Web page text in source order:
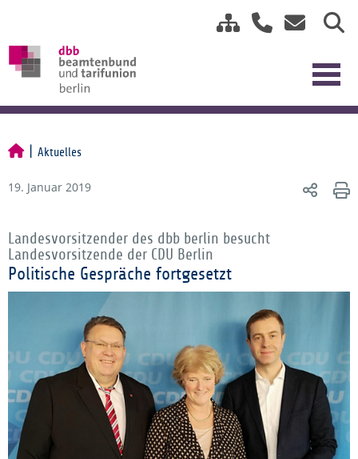
Aktuelles
19. Januar 2019
Landesvorsitzender des dbb berlin besucht
Landesvorsitzende der CDU Berlin
Politische Gespräche fortgesetzt